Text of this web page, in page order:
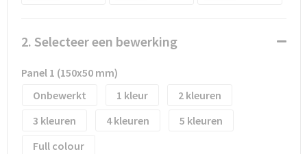
Reistassen
Reistassensets
Rugzakken bedrukken
Veiligheidsvesten en Veiligheidshesjes
Vesten
Oog- en gelaatsbescherming
2. Selecteer een bewerking
Panel 1 (150x50 mm)
Onbewerkt
1
2
3
4
5
Full colour